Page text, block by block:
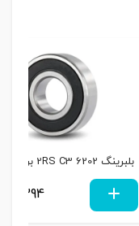
بلبرینگ 6202 2RS C3 برند SKF
148,394